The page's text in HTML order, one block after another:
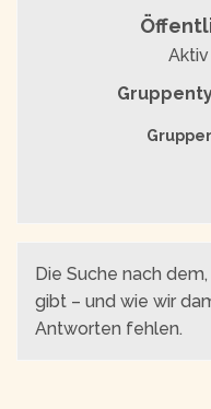
Aktiv
Die Suche nach
gibt – und wie wir
Antworten fehlen.